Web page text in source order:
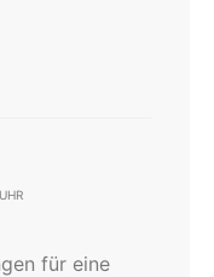
für eine